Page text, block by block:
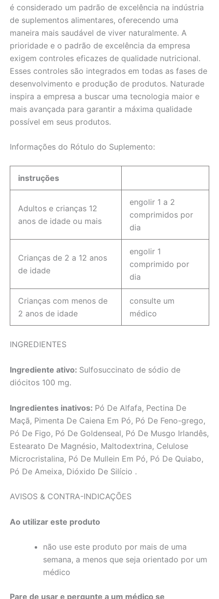
é considerado um padrão de excelência na indústria
de suplementos alimentares, oferecendo uma
maneira mais saudável de viver naturalmente. A
prioridade e o padrão de excelência da empresa
exigem controles eficazes de qualidade nutricional.
Esses controles são integrados em todas as fases de
desenvolvimento e produção de produtos. Naturade
inspira a empresa a buscar uma tecnologia maior e
mais avançada para garantir a máxima qualidade
possível em seus produtos.
Informações do Rótulo do Suplemento:
instruções
Adultos e crianças 12
anos de idade ou mais
engolir 1 a 2
comprimidos por
dia
Crianças de 2 a 12 anos
de idade
engolir 1
comprimido por
dia
Crianças com menos de
2 anos de idade
consulte um
médico
INGREDIENTES
Ingrediente ativo: Sulfosuccinato de sódio de
diócitos 100 mg.
Ingredientes inativos: Pó De Alfafa, Pectina De
Maçã, Pimenta De Caiena Em Pó, Pó De Feno-grego,
Pó De Figo, Pó De Goldenseal, Pó De Musgo Irlandês,
Estearato De Magnésio, Maltodextrina, Celulose
Microcristalina, Pó De Mullein Em Pó, Pó De Quiabo,
Pó De Ameixa, Dióxido De Silício .
AVISOS & CONTRA-INDICAÇÕES
Ao utilizar este produto
não use este produto por mais de uma
semana, a menos que seja orientado por um
médico
Pare de usar e pergunte a um médico se